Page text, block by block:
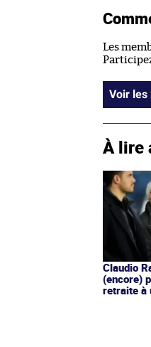
Les
À lire
Claudio
(encore)
retraite à